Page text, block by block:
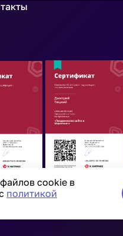
cookie в
политикой